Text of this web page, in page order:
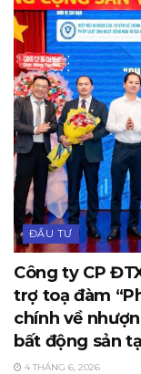
ĐẦU TƯ
Công ty CP
trợ toạ đàm
chính về
bất động sản
4 THÁNG 6, 2026